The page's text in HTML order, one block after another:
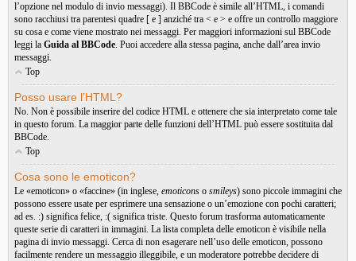
l’opzione nel modulo di invio messaggi). Il BBCode è simile all’HTML, i comandi
sono racchiusi tra parentesi quadre [ e ] anziché tra < e > e offre un controllo maggiore
su cosa e come viene mostrato nei messaggi. Per maggiori informazioni sul BBCode
leggi la Guida al BBCode. Puoi accedere alla stessa pagina, anche dall’area invio
messaggi.
Top
Posso usare l’HTML?
No. Non è possibile inserire del codice HTML e ottenere che sia interpretato come tale
in questo forum. La maggior parte delle funzioni dell’HTML può essere sostituita dal
BBCode.
Top
Cosa sono le emoticon?
Le «emoticon» o «faccine» (in inglese, emoticons o smileys) sono piccole immagini che
possono essere usate per esprimere una sensazione o un’emozione con pochi caratteri;
ad es. :) significa felice, :( significa triste. Questo forum trasforma automaticamente
queste serie di caratteri in immagini. La lista completa delle emoticon è visibile nella
pagina di invio messaggi. Cerca di non esagerare nell’uso delle emoticon, possono
facilmente rendere un messaggio illeggibile, e un moderatore potrebbe decidere di